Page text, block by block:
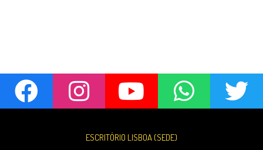
ESCRITÓRIO LISBOA (SEDE)